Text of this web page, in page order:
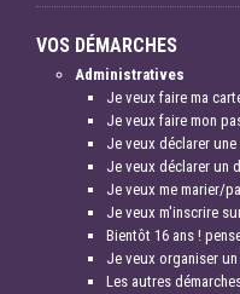
VOS DÉMARCHES
Administratives
Je veux faire ma
Je veux faire mon
Je veux déclarer une
Je veux déclarer un
Je veux me marier/
Je veux m'inscrire
Bientôt 16 ans !
Je veux organiser
Les autres